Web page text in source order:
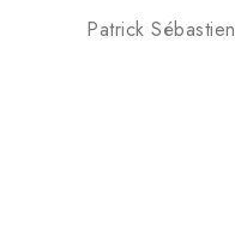
Patrick Sébastien